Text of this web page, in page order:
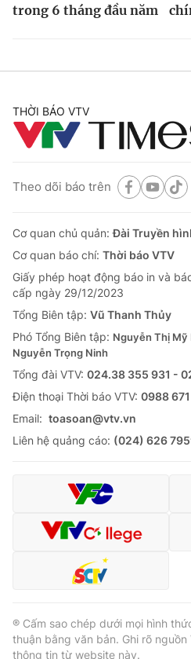
trong 6 tháng đầu năm
THỜI BÁO VTV
Theo dõi báo trên
Cơ quan chủ quản:Đài Truyền
Cơ quan báo chí: Thời báo VTV
Giấy phép hoạt động báo in và
cấp ngày 29/12/2023
Tổng Biên tập: Vũ Thanh Thủy
Phó Tổng Biên tập: Nguyễn Thị Mỹ
Nguyễn Trọng Ninh
Tổng đài VTV: 024.38 355 931 -
Ðiện thoại Thời báo VTV: 0988 671
Email: toasoan@vtv.vn
Liên hệ quảng cáo: (024) 626
® Cấm sao chép dưới mọi hình
thuận bằng văn bản. Ghi rõ
thông tin từ website này.